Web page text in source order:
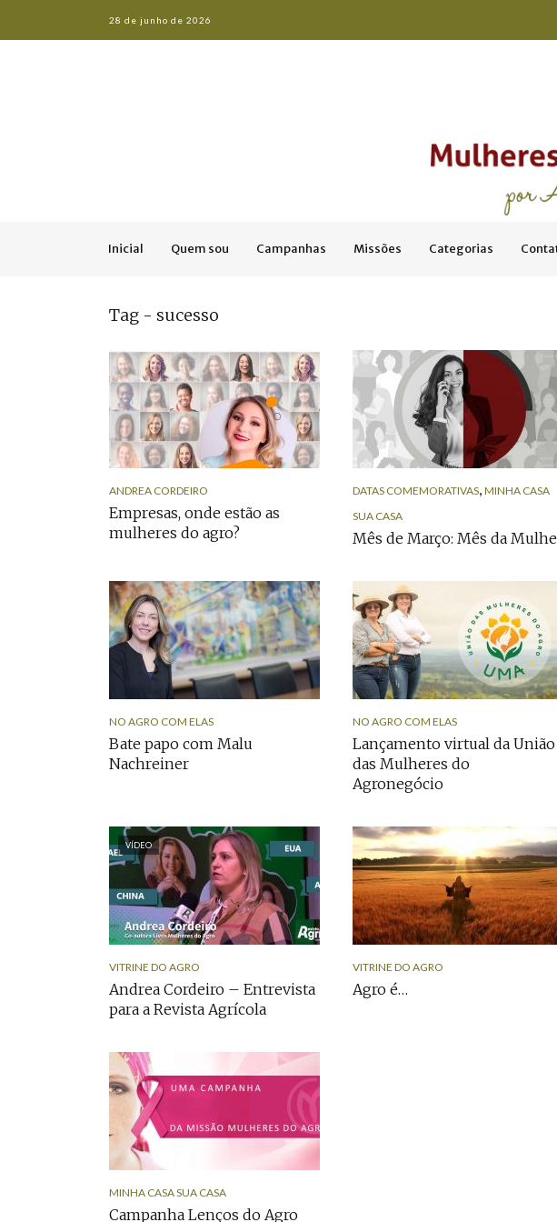
28 de junho de 2026
Inicial Quem sou Campanhas Missões Categorias
Tag - sucesso
ANDREA CORDEIRO
Empresas, onde estão as
mulheres do agro?
DATAS COMEMORATIVAS, MINHA CASA
SUA CASA
Mês de Março: Mês da
NO AGRO COM ELAS
Bate papo com Malu
Nachreiner
NO AGRO COM ELAS
Lançamento virtual da União
das Mulheres do
Agronegócio
VÍDEO
VITRINE DO AGRO
Andrea Cordeiro – Entrevista
para a Revista Agrícola
VITRINE DO AGRO
Agro é…
MINHA CASA SUA CASA
Campanha Lenços do Agro